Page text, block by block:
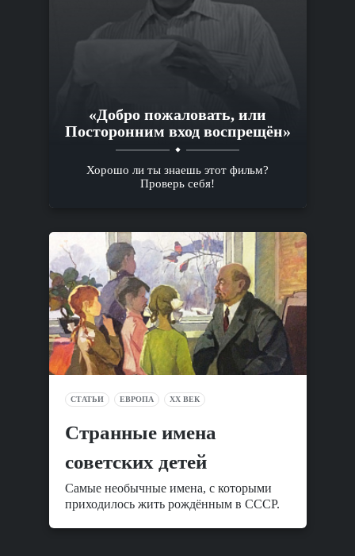
«Добро пожаловать, или
Посторонним вход воспрещён»
Хорошо ли ты знаешь этот фильм?
Проверь себя!
СТАТЬИ ЕВРОПА XX ВЕК
Cтранные имена
советских детей
Самые необычные имена, с которыми
приходилось жить рождённым в СССР.